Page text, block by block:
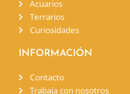
Acuarios
Terrarios
Curiosidades
INFORMACIÓN
Contacto
Trabaja con nosotros